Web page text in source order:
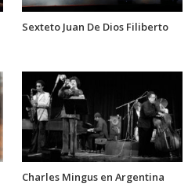
Sexteto Juan De Dios Filiberto
Charles Mingus en Argentina